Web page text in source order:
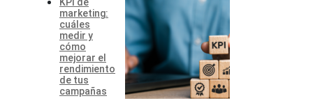
marketing:
cuáles
medir y
cómo
mejorar el
rendimiento
de tus
campañas